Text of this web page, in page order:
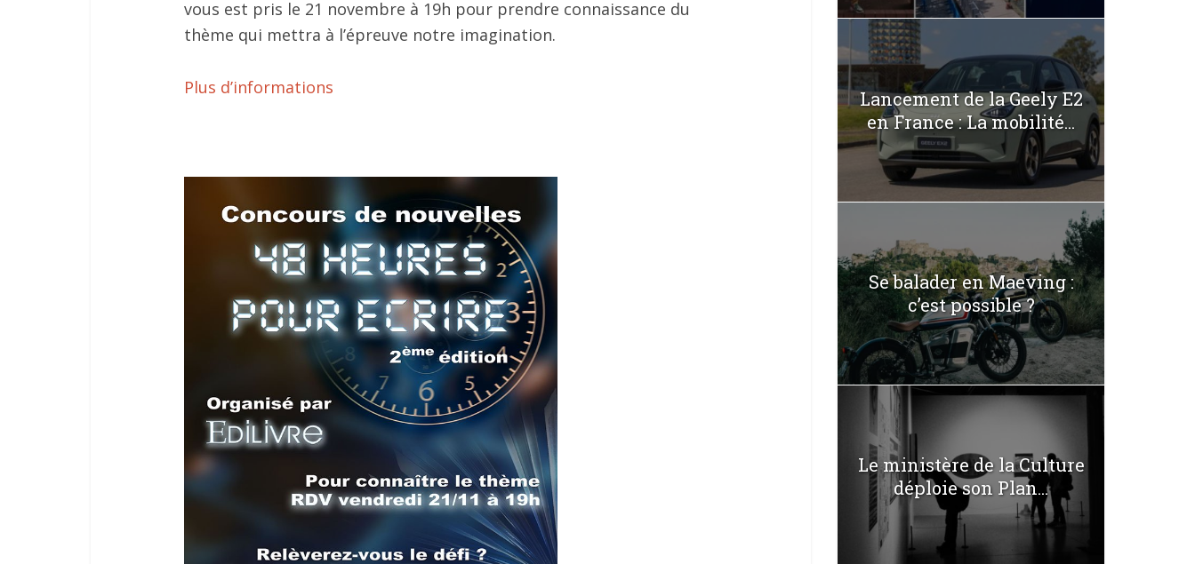
vous est pris le 21 novembre à 19h pour prendre connaissance du
thème qui mettra à l’épreuve notre imagination.
Plus d’informations
Lancement de la Geely E2
en France : La mobilité...
Se balader en Maeving :
c’est possible ?
Le ministère de la Culture
déploie son Plan...